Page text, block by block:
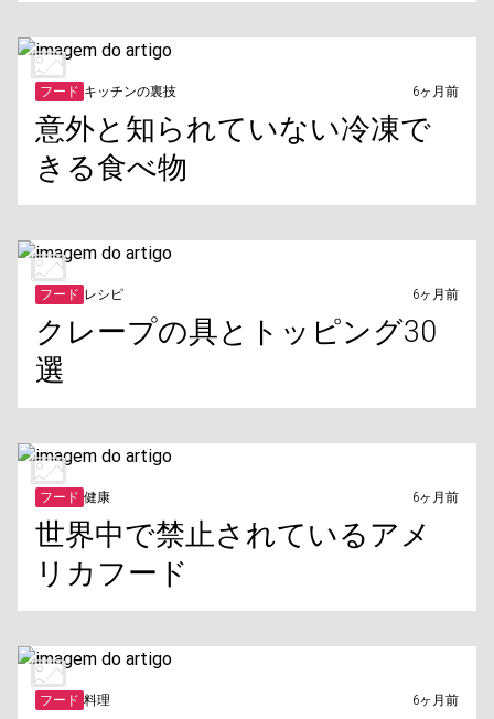
フード キッチンの裏技 6ヶ月前
意外と知られていない冷凍で
きる食べ物
フード レシピ 6ヶ月前
クレープの具とトッピング30
選
フード 健康 6ヶ月前
世界中で禁止されているアメ
リカフード
フード 料理 6ヶ月前